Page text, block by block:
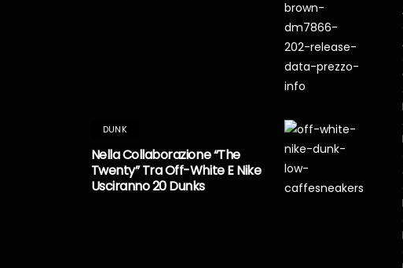
DUNK
Nella Collaborazione “The
Twenty” Tra Off-White E Nike
Usciranno 20 Dunks